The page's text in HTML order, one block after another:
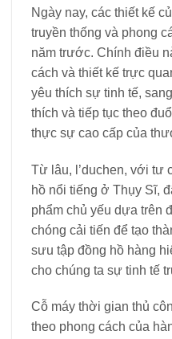
Ngày nay, các thiết kế
truyền thống và phong
năm trước. Chính điều
cách và thiết kế trực
yêu thích sự tinh tế,
thích và tiếp tục theo
thực sự cao cấp của
Từ lâu, l’duchen, với tư
hồ nổi tiếng ở Thụy Sĩ,
phẩm chủ yếu dựa trên
chóng cải tiến để tạo
sưu tập đồng hồ hàng
cho chúng ta sự tinh tế
Cỗ máy thời gian thủ
theo phong cách của